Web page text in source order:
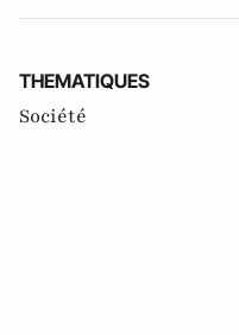
THEMATIQUES
Société